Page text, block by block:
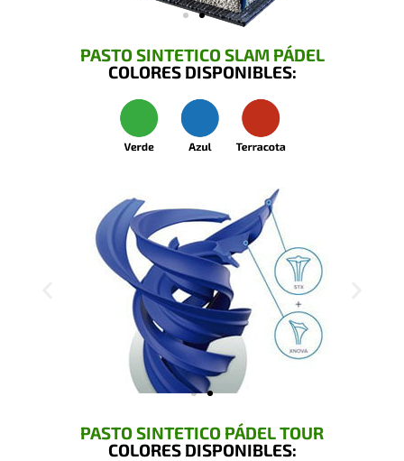
PASTO SINTETICO SLAM PÁDEL
COLORES DISPONIBLES:
PASTO SINTETICO PÁDEL TOUR
COLORES DISPONIBLES: